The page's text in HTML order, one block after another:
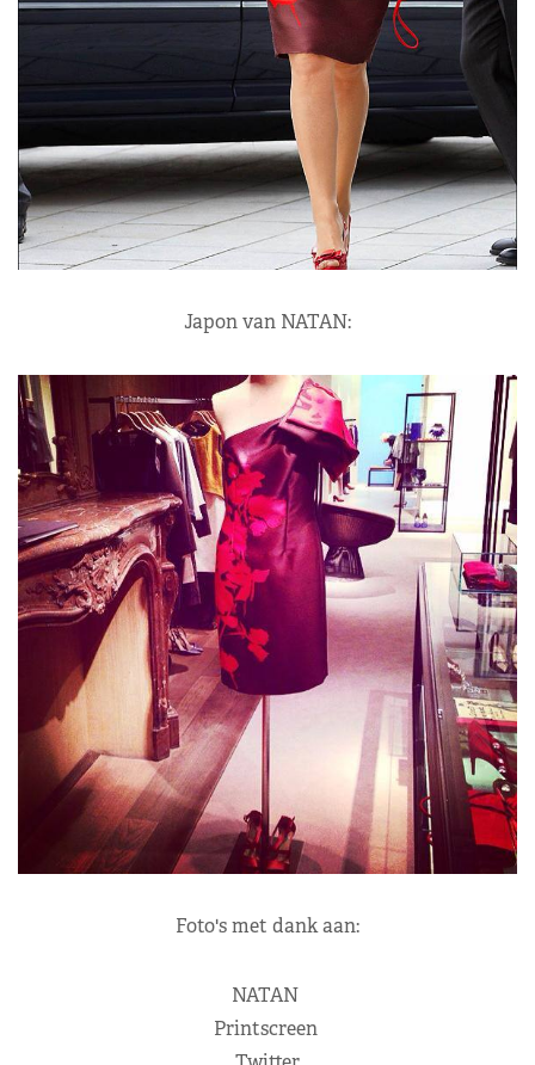
Japon van NATAN:
Foto's met dank aan:
NATAN
Printscreen